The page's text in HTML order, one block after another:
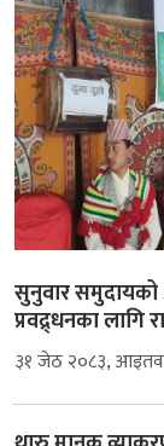
सुनुवार समुदायको
प्रवद्र्धनका लागि
३१ जेठ २०८३,